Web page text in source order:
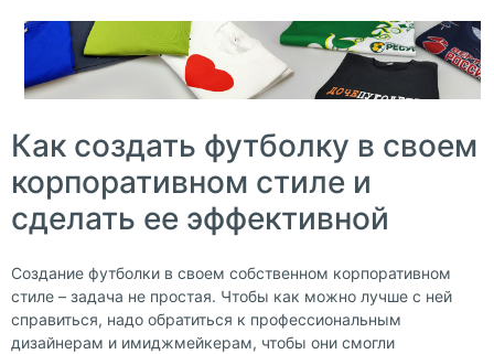
Как создать футболку в своем
корпоративном стиле и
сделать ее эффективной
Создание футболки в своем собственном корпоративном
стиле – задача не простая. Чтобы как можно лучше с ней
справиться, надо обратиться к профессиональным
дизайнерам и имиджмейкерам, чтобы они смогли